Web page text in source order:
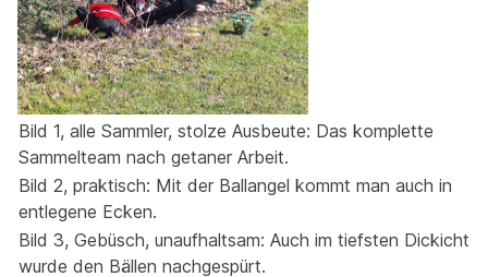
Bild 1, alle Sammler, stolze Ausbeute: Das komplette
Sammelteam nach getaner Arbeit.
Bild 2, praktisch: Mit der Ballangel kommt man auch in
entlegene Ecken.
Bild 3, Gebüsch, unaufhaltsam: Auch im tiefsten Dickicht
wurde den Bällen nachgespürt.